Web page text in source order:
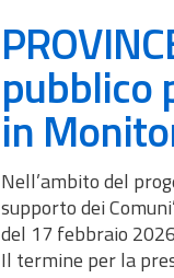
pubblico
in
Nell’ambito del
supporto dei
del 17 febbraio
Il termine per la